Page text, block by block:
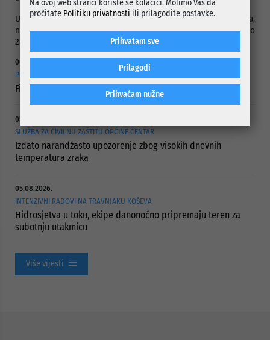
Ulaznice po cijeni od 10 KM dostupne su na biletarnici Centra,
na adresi Jelića 1, svakim radnim danom od 10 do 14 i od 16 do
20 sati.
06.08.2026.
POTPISANI UGOVORI
Finansijska pomoć ustanovama socijalne zaštite
05.08.2026.
SLUŽBA ZA CIVILNU ZAŠTITU OPĆINE CENTAR
Izdato narandžasto upozorenje zbog visokih dnevnih
temperatura zraka
05.08.2026.
INTENZIVNI RADOVI NA TRAVNJAKU KOŠEVA
Hidrosjetva u toku, ekipe danonoćno pripremaju teren za
subotnju utakmicu
Više vijesti
Na ovoj web stranci koriste se kolačići. Molimo Vas da
pročitate Politiku privatnosti ili prilagodite postavke.
Prihvaćam nužne
Prilagodi
Prihvatam sve